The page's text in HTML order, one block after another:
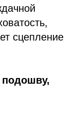
сцепление
подошву,